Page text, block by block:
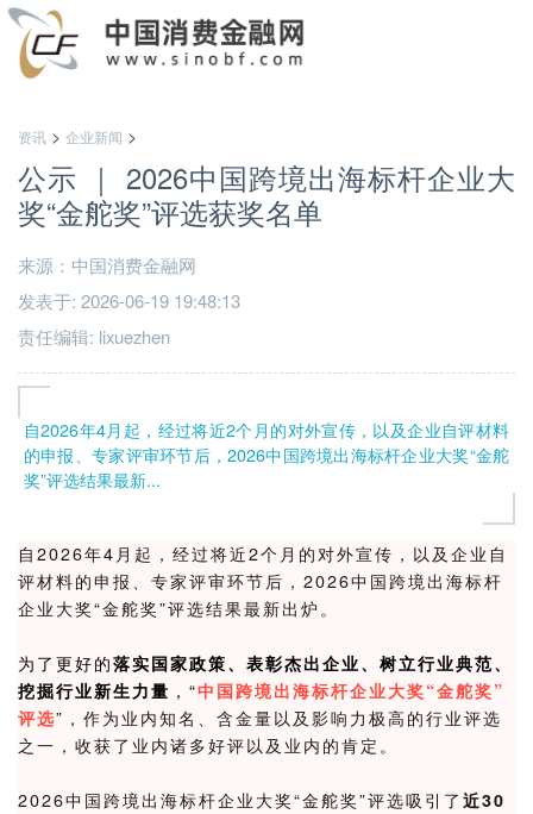
资讯> 企业新闻 >
公示 ｜ 2026中国跨境出海标杆企业大
奖“金舵奖”评选获奖名单
来源：中国消费金融网
发表于: 2026-06-19 19:48:13
责任编辑: lixuezhen
自2026年4月起，经过将近2个月的对外宣传，以及企业自评材料
的申报、专家评审环节后，2026中国跨境出海标杆企业大奖“金舵
奖”评选结果最新...
自2026年4月起，经过将近2个月的对外宣传，以及企业自
评材料的申报、专家评审环节后， 2026中国跨境出海标杆
企业大奖“金舵奖”评选结果最新出炉。
为了更好的落实国家政策、 表彰杰出企业、树立行业典范、
挖掘行业新生力量 ，“中国跨境出海标杆企业大奖“金舵奖”
评选”，作为业内知名、含金量以及影响力极高的行业评选
之一，收获了业内诸多好评以及业内的肯定。
2026中国跨境出海标杆企业大奖“金舵奖”评选吸引 了 近30